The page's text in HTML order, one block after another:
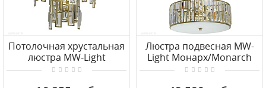
Потолочная хрустальная
люстра MW-Light
Монарх/Monarch
Люстра подвесная MW-
Light Монарх/Monarch
121010305